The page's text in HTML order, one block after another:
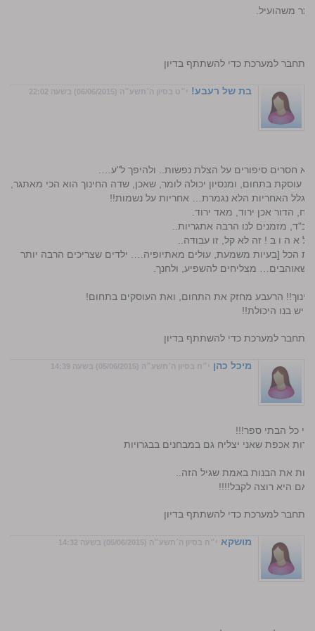
משהועיל.
התחבר למערכת כדי להשתתף בדיון
בת של רעבע! י״ט בסיון ה׳תשע״ה (06/06/2015) בשעה 22:02
חסרים סיפורים על הצלת נפשות.. ולהיפך ל"ע….
עוסקת בתחום, ומנסיון יכולה לומר, שאכן, שדה החינוך הוא הכי מאתגר,
בגלל האחריות הלא נגמרת… אחריות על נשמות!!
הדור אכן ירוד, מאד ירוד.
מזמנים לנו הרבה אתגריות..
א ה ו ב ! זה לא קל, זו עבודה..
הכל [בעיות משמעת, עולים מאתיופיה…. ילדים שצריכים הרבה יותר
מצליחים להשפיע, ולחנך.
הרעבע מחזק את התחום, ואת העוסקים בתחום!
ויש בנו היכולת!!
התחבר למערכת כדי להשתתף בדיון
מיכל כהן י״ח בסיון ה׳תשע״ה (05/06/2015) בשעה 14:39
כל הבתי ספר!!!
אכפת שאני יצליח גם במבחנים בבגרויות
את הבנות באמת שגיל הזה..
אם היא רוצה לקבל!!!!
התחבר למערכת כדי להשתתף בדיון
מושקא י״ח בסיון ה׳תשע״ה (05/06/2015) בשעה 14:32